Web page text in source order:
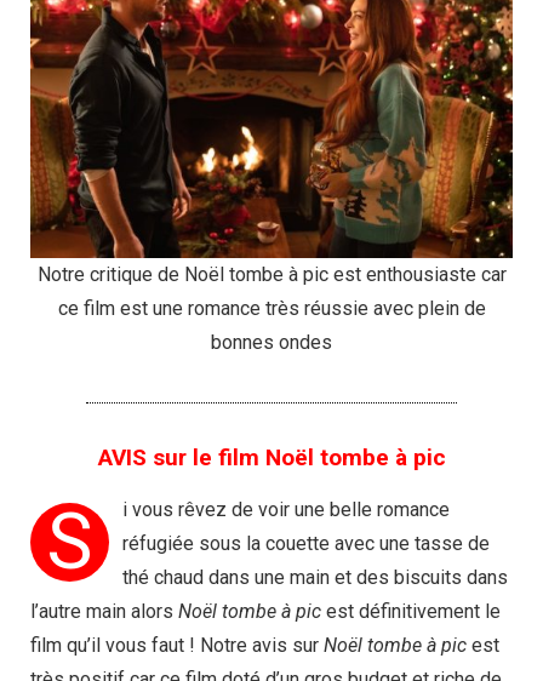
Notre critique de Noël tombe à pic est enthousiaste car
ce film est une romance très réussie avec plein de
bonnes ondes
AVIS sur le film Noël tombe à pic
S
i vous rêvez de voir une belle romance
réfugiée sous la couette avec une tasse de
thé chaud dans une main et des biscuits dans
l’autre main alors Noël tombe à pic est définitivement le
film qu’il vous faut ! Notre avis sur Noël tombe à pic est